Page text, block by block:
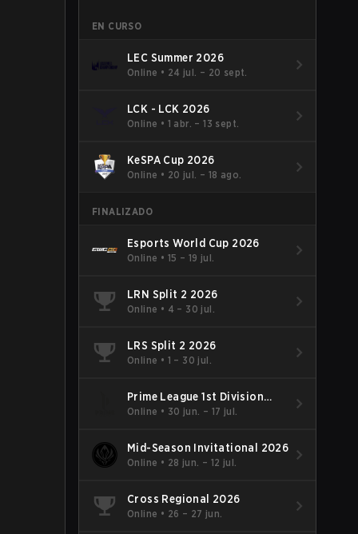
EN CURSO
LEC Summer 2026
Online • 24 jul. – 20 sept.
LCK - LCK 2026
Online • 1 abr. – 13 sept.
KeSPA Cup 2026
Online • 20 jul. – 18 ago.
FINALIZADO
Esports World Cup 2026
Online • 15 – 19 jul.
LRN Split 2 2026
Online • 4 – 30 jul.
LRS Split 2 2026
Online • 1 – 30 jul.
Prime League 1st Division
Summer 2026
Online • 30 jun. – 17 jul.
Mid-Season Invitational 2026
Online • 28 jun. – 12 jul.
Cross Regional 2026
Online • 26 – 27 jun.